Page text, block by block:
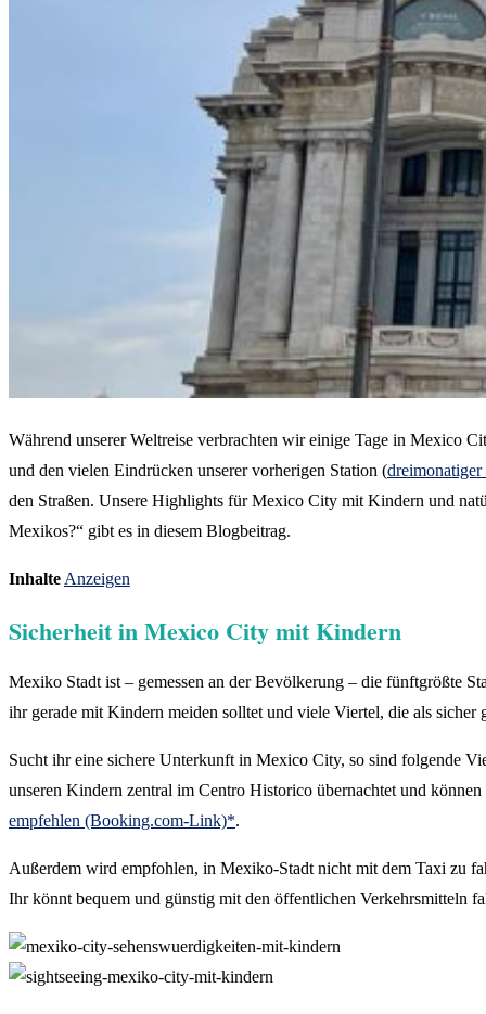
Während unserer Weltreise verbrachten wir einige Tage in Mexico
und den vielen Eindrücken unserer vorherigen Station (
den Straßen. Unsere Highlights für Mexico City mit Kindern und
Mexikos?“ gibt es in diesem Blogbeitrag.
InhalteAnzeigen
Sicherheit in Mexico City mit Kindern
Mexiko Stadt ist – gemessen an der Bevölkerung – die fünftgrößte
ihr gerade mit Kindern meiden solltet und viele Viertel, die als sicher
Sucht ihr eine sichere Unterkunft in Mexico City, so sind folgende
unseren Kindern zentral im Centro Historico übernachtet und
empfehlen (Booking.com-Link)*.
Außerdem wird empfohlen, in Mexiko-Stadt nicht mit dem Taxi zu
Ihr könnt bequem und günstig mit den öffentlichen Verkehrsmitteln